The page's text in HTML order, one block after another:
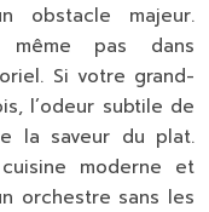
obstacle majeur.
même pas dans
. Si votre grand-
l’odeur subtile de
la saveur du plat.
moderne et
orchestre sans les